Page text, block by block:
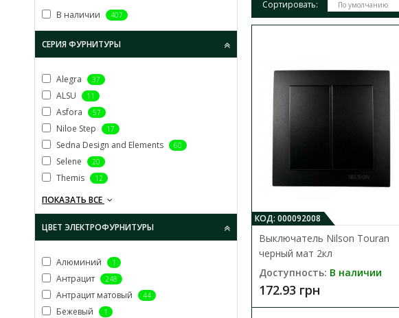
В наличии 407
СЕРИЯ ФУРНИТУРЫ
Alegra 37
ALSU 11
Asfora 57
Niloe Step 17
Sedna Design and Elements 60
Selene 20
Themis 12
ПОКАЗАТЬ ВСЕ
ЦВЕТ ЭЛЕКТРОФУРНИТУРЫ
Алюминий 1
Антрацит 248
Антрацит матовый 44
Бежевый 1
Сортировать:
КОД: 000092008
Выключатель Nilson Touran
черный мат 2кл
Доступность: В наличии
172.93 грн